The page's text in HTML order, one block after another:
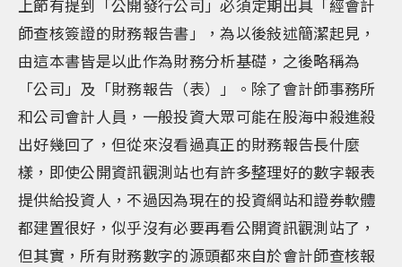
上節有提到「公開發行公司」必須定期出具「經會計
師查核簽證的財務報告書」，為以後敍述簡潔起見，
由這本書皆是以此作為財務分析基礎，之後略稱為
「公司」及「財務報告（表）」。除了會計師事務所
和公司會計人員，一般投資大眾可能在股海中殺進殺
出好幾回了，但從來沒看過真正的財務報告長什麼
樣，即使公開資訊觀測站也有許多整理好的數字報表
提供給投資人，不過因為現在的投資網站和證券軟體
都建置很好，似乎沒有必要再看公開資訊觀測站了，
但其實，所有財務數字的源頭都來自於會計師查核報